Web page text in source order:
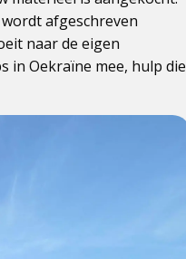
afgeschreven
naar de eigen
in Oekraïne mee, hulp die